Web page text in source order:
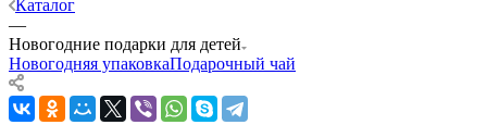
Каталог
—
Новогодние подарки для детей
Новогодняя упаковкаПодарочный чай